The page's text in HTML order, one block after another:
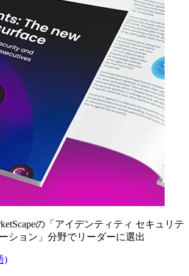
の「アイデンティティ セキュリテ
ション」分野でリーダーに選出
)